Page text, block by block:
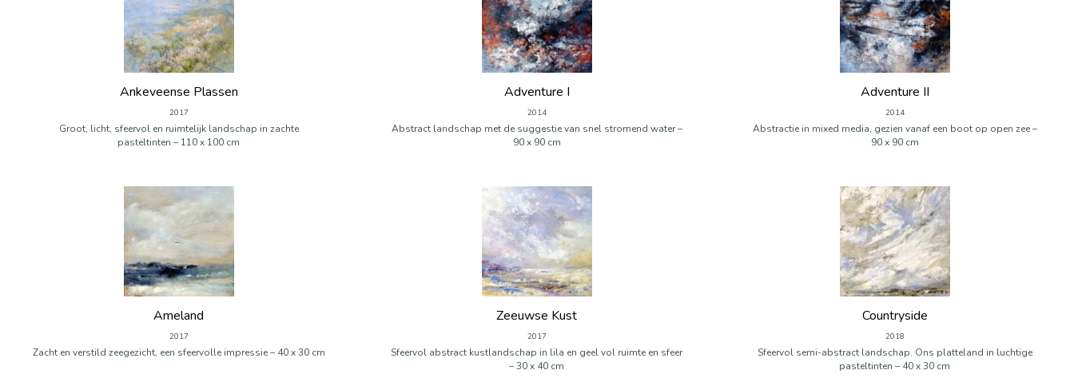
Ankeveense Plassen
2017
Groot, licht, sfeervol en ruimtelijk landschap in zachte
pasteltinten – 110 x 100 cm
Adventure I
2014
Abstract landschap met de suggestie van snel stromend water –
90 x 90 cm
Adventure II
2014
Abstractie in mixed media, gezien vanaf een boot op open zee –
90 x 90 cm
Ameland
2017
Zacht en verstild zeegezicht, een sfeervolle impressie – 40 x 30 cm
Zeeuwse Kust
2017
Sfeervol abstract kustlandschap in lila en geel vol ruimte en sfeer
– 30 x 40 cm
Countryside
2018
Sfeervol semi-abstract landschap. Ons platteland in luchtige
pasteltinten – 40 x 30 cm